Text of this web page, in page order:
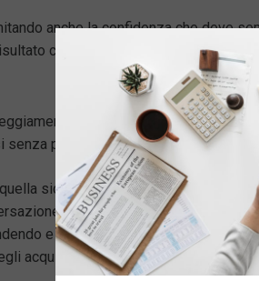
anche la confidenza che deve
completamente opposto.
incerto è sinonimo di
senza problemi.
sicurezza nei modi e nelle
Questo comporta anche una
e delle sue qualità, per avere una
acquirenti.